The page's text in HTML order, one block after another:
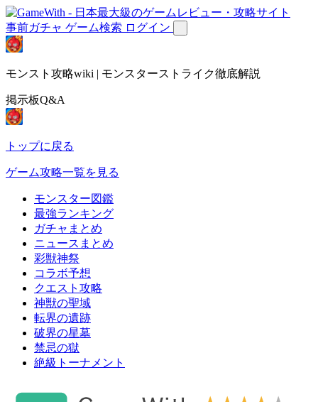
事前ガチャ ゲーム検索 ログイン
モンスト攻略wiki | モンスターストライク徹底解説
掲示板Q&A
トップに戻る
ゲーム攻略一覧を見る
モンスター図鑑
最強ランキング
ガチャまとめ
ニュースまとめ
彩獣神祭
コラボ予想
クエスト攻略
神獣の聖域
転界の遺跡
破界の星墓
禁忌の獄
絶級トーナメント